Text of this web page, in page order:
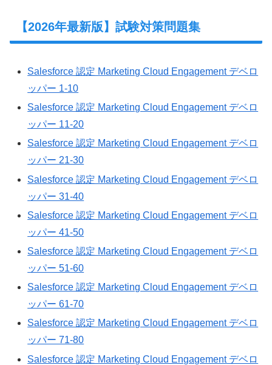
【2026年最新版】試験対策問題集
Salesforce 認定 Marketing Cloud Engagement デベロ
ッパー 1-10
Salesforce 認定 Marketing Cloud Engagement デベロ
ッパー 11-20
Salesforce 認定 Marketing Cloud Engagement デベロ
ッパー 21-30
Salesforce 認定 Marketing Cloud Engagement デベロ
ッパー 31-40
Salesforce 認定 Marketing Cloud Engagement デベロ
ッパー 41-50
Salesforce 認定 Marketing Cloud Engagement デベロ
ッパー 51-60
Salesforce 認定 Marketing Cloud Engagement デベロ
ッパー 61-70
Salesforce 認定 Marketing Cloud Engagement デベロ
ッパー 71-80
Salesforce 認定 Marketing Cloud Engagement デベロ